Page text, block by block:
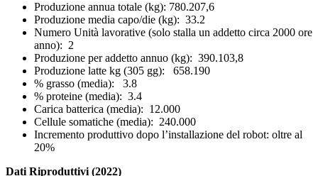
Produzione annua totale (kg): 780.207,6
Produzione media capo/die (kg): 33.2
Numero Unità lavorative (solo stalla un addetto circa 2000 ore
anno): 2
Produzione per addetto annuo (kg): 390.103,8
Produzione latte kg (305 gg): 658.190
% grasso (media): 3.8
% proteine (media): 3.4
Carica batterica (media): 12.000
Cellule somatiche (media): 240.000
Incremento produttivo dopo l’installazione del robot: oltre al
20%
Dati Riproduttivi (2022)